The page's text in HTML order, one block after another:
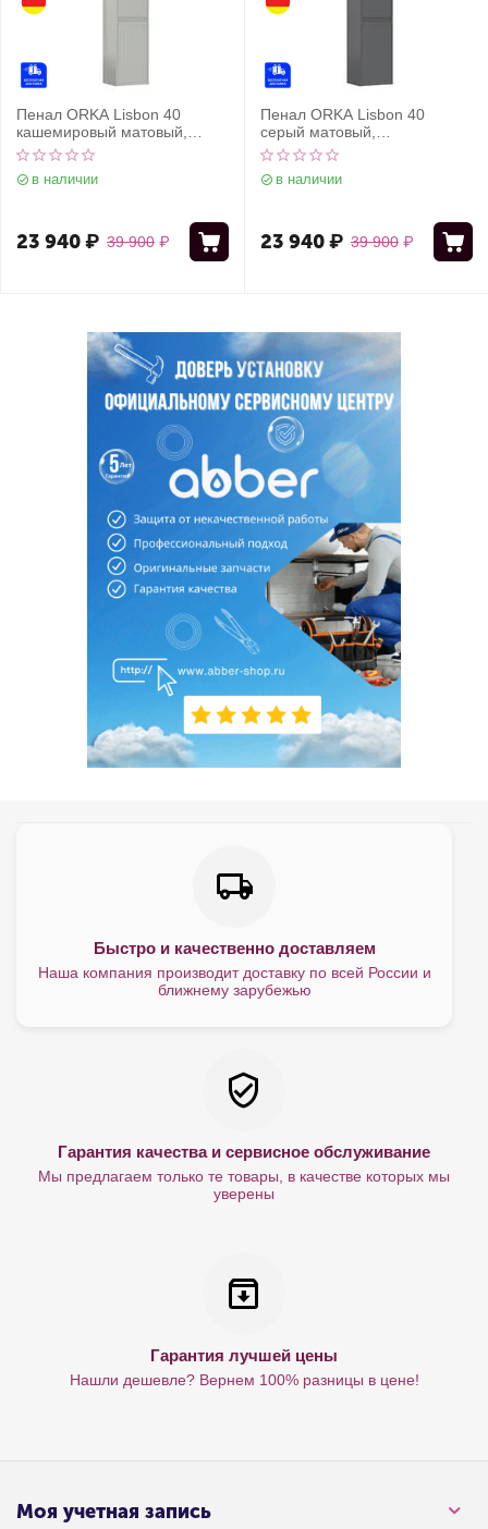
Пенал ORKA Lisbon 40
кашемировый матовый,
универсальный
в наличии
39 900 ₽
23 940₽
Пенал ORKA Lisbon 40
серый матовый,
универсальный
в наличии
39 900 ₽
23 940₽
Быстро и качественно доставляем
Наша компания производит доставку по всей России и
ближнему зарубежью
Гарантия качества и сервисное обслуживание
Мы предлагаем только те товары, в качестве которых мы
уверены
Гарантия лучшей цены
Нашли дешевле? Вернем 100% разницы в цене!
Моя учетная запись